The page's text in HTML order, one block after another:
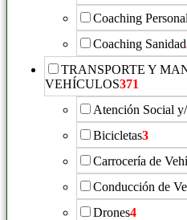
Coaching
Coaching Sanidad
TRANSPORTE Y
VEHÍCULOS371
Atención Social
Bicicletas3
Carrocería de
Conducción de
Drones4